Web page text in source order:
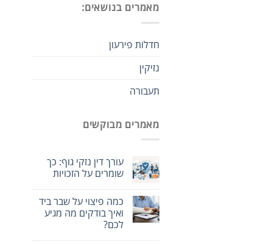
מאמרים בנושאים:
חדלות פירעון
נזיקין
תעבורה
מאמרים מבוקשים
עורך דין נזקי גוף: כך
שומרים על הזכויות
כמה פיצוי על שבר ביד
ואיך בודקים מה מגיע
לכם?